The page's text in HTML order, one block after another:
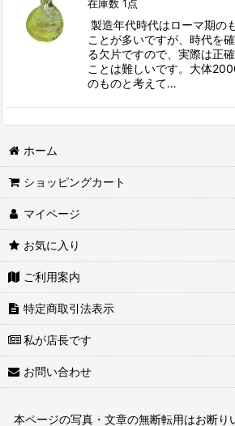
在庫数 1点
製造年代時代はローマ期の
ことが多いですが、時代を
る欠片ですので、実際は正
ことは難しいです。大体
のものと考えて…
ホーム
ショッピングカート
マイページ
お気に入り
ご利用案内
特定商取引法表示
私が店長です
お問い合わせ
本ページの写真・文章の無断転用はお断